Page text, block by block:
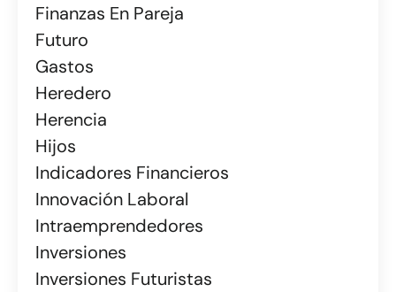
Finanzas En Pareja
Futuro
Gastos
Heredero
Herencia
Hijos
Indicadores Financieros
Innovación Laboral
Intraemprendedores
Inversiones
Inversiones Futuristas